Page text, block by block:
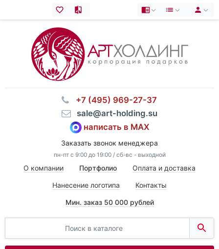
⠀+7 (495) 969-27-37
⠀sale@art-holding.su
написать в MAX
Заказать звонок менеджера
пн-пт с 9:00 до 19:00 / сб-вс - выходной
О компании Портфолио Оплата и доставка
Нанесение логотипа Контакты
Мин. заказ 50 000 рублей